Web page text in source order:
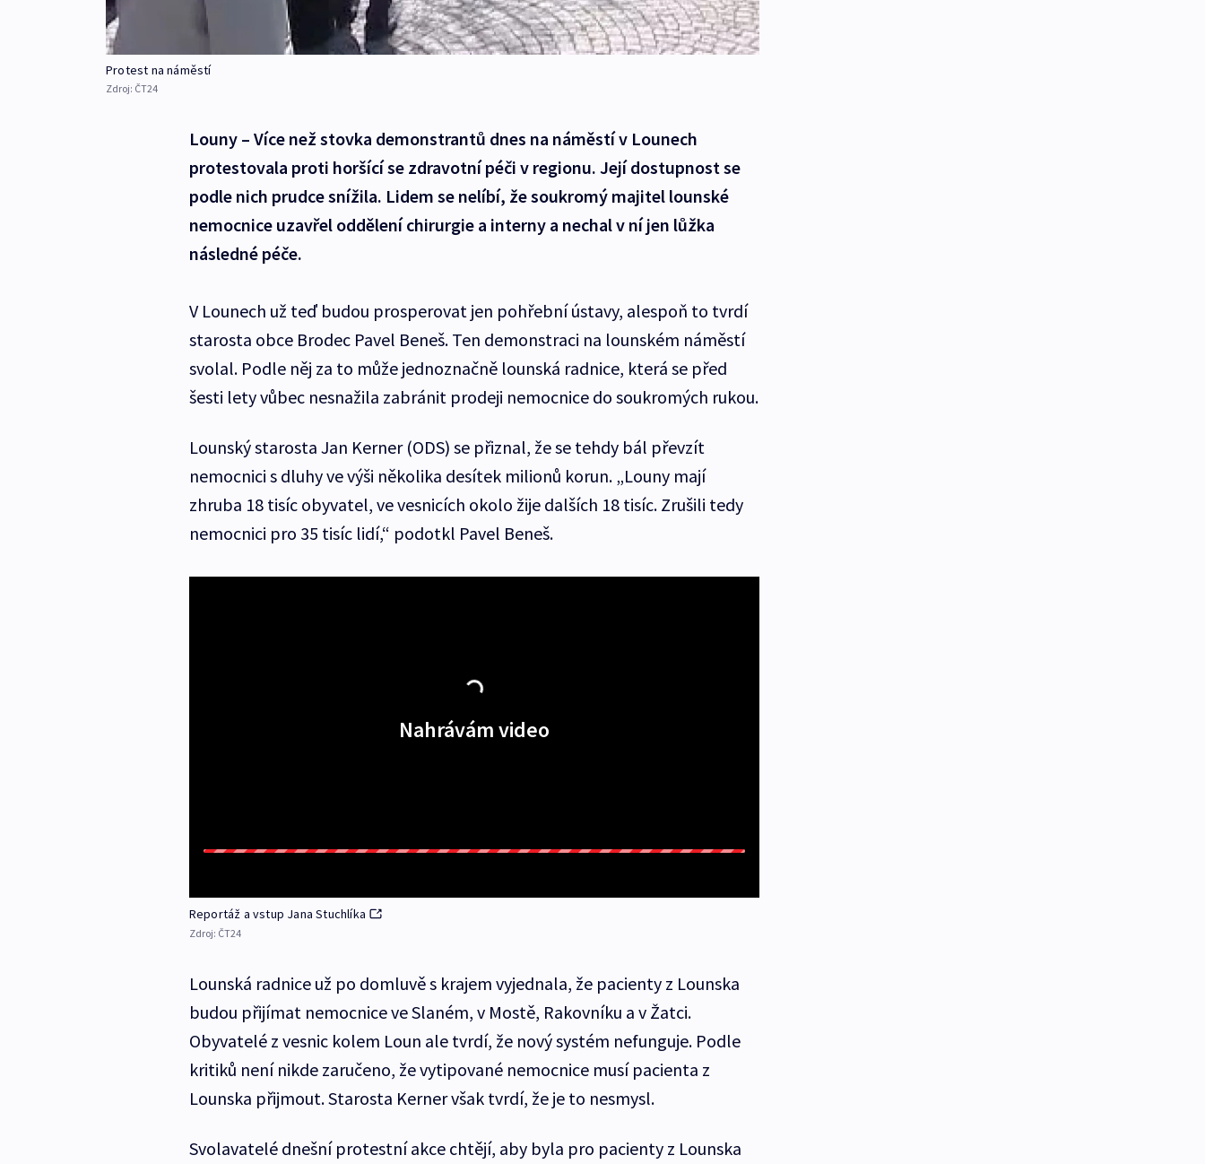
Protest na náměstí
Zdroj: ČT24
Louny – Více než stovka demonstrantů dnes na náměstí v Lounech
protestovala proti horšící se zdravotní péči v regionu. Její dostupnost se
podle nich prudce snížila. Lidem se nelíbí, že soukromý majitel lounské
nemocnice uzavřel oddělení chirurgie a interny a nechal v ní jen lůžka
následné péče.
V Lounech už teď budou prosperovat jen pohřební ústavy, alespoň to tvrdí
starosta obce Brodec Pavel Beneš. Ten demonstraci na lounském náměstí
svolal. Podle něj za to může jednoznačně lounská radnice, která se před
šesti lety vůbec nesnažila zabránit prodeji nemocnice do soukromých rukou.
Lounský starosta Jan Kerner (ODS) se přiznal, že se tehdy bál převzít
nemocnici s dluhy ve výši několika desítek milionů korun. „Louny mají
zhruba 18 tisíc obyvatel, ve vesnicích okolo žije dalších 18 tisíc. Zrušili tedy
nemocnici pro 35 tisíc lidí,“ podotkl Pavel Beneš.
Nahrávám video
Reportáž a vstup Jana Stuchlíka
Zdroj: ČT24
Lounská radnice už po domluvě s krajem vyjednala, že pacienty z Lounska
budou přijímat nemocnice ve Slaném, v Mostě, Rakovníku a v Žatci.
Obyvatelé z vesnic kolem Loun ale tvrdí, že nový systém nefunguje. Podle
kritiků není nikde zaručeno, že vytipované nemocnice musí pacienta z
Lounska přijmout. Starosta Kerner však tvrdí, že je to nesmysl.
Svolavatelé dnešní protestní akce chtějí, aby byla pro pacienty z Lounska